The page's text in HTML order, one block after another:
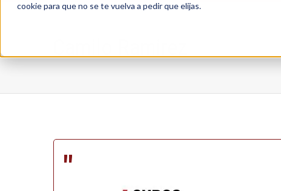
cookie para que no se te vuelva a pedir que elijas.